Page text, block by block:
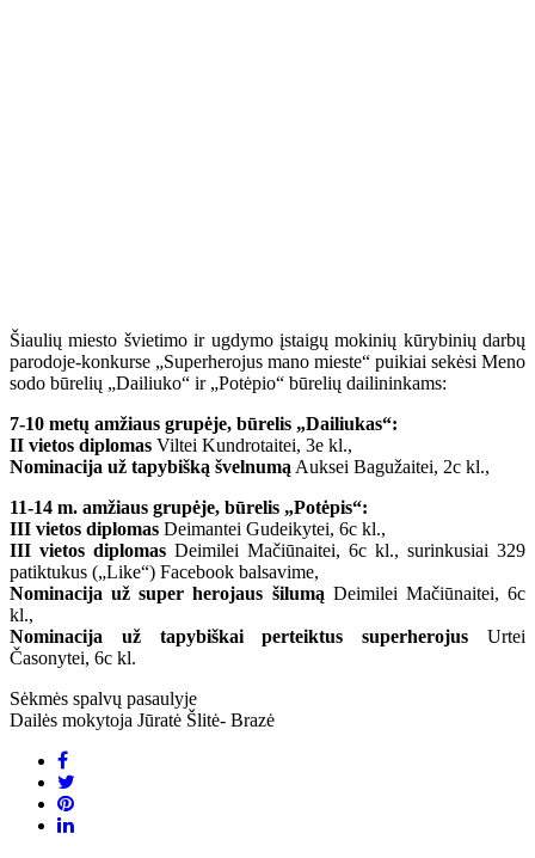
Šiaulių miesto švietimo ir ugdymo įstaigų mokinių kūrybinių darbų
parodoje-konkurse „Superherojus mano mieste“ puikiai sekėsi Meno
sodo būrelių „Dailiuko“ ir „Potėpio“ būrelių dailininkams:
7-10 metų amžiaus grupėje, būrelis „Dailiukas“:
II vietos diplomas Viltei Kundrotaitei, 3e kl.,
Nominacija už tapybišką švelnumą Auksei Bagužaitei, 2c kl.,
11-14 m. amžiaus grupėje, būrelis „Potėpis“:
III vietos diplomas Deimantei Gudeikytei, 6c kl.,
III vietos diplomas Deimilei Mačiūnaitei, 6c kl., surinkusiai 329
patiktukus („Like“) Facebook balsavime,
Nominacija už super herojaus šilumą Deimilei Mačiūnaitei, 6c
kl.,
Nominacija už tapybiškai perteiktus superherojus Urtei
Časonytei, 6c kl.
Sėkmės spalvų pasaulyje
Dailės mokytoja Jūratė Šlitė- Brazė